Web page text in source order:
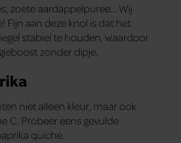
zoete aardappelpuree… Wij
Fijn aan deze knol is dat het
stabiel te houden, waardoor
zonder dipje.
niet alleen kleur, maar ook
C. Probeer eens gevulde
quiche.